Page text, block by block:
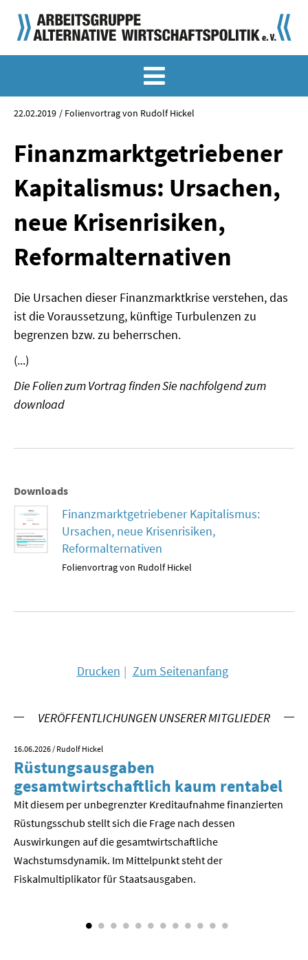
KLASSIKER
SONDERVERÖFFENTLICHUNGEN
LANGFASSUNGEN ZU DEN MEMORANDEN
MATERIALIEN
MATERIALIEN ZU DEN MEMORANDEN
MATERIALIEN ZUR SOMMERSCHULE
MEMO-FORUM
SOMMERSCHULE
SOMMERSCHULE 2023
SOMMERSCHULE 2022
SOMMERSCHULE 2021
SOMMERSCHULE 2019
SOMMERSCHULE 2017
SOMMERSCHULE 2014
SOMMERSCHULE 2013
SOMMERSCHULE 2012
SOMMERSCHULE 2011
SOMMERSCHULE 2009
22.02.2019 Folienvortrag von Rudolf Hickel
Finanzmarktgetriebener
Kapitalismus: Ursachen,
neue Krisenrisiken,
Reformalternativen
Die Ursachen dieser Finanzmarktkrise verstehen, das
ist die Voraussetzung, künftige Turbulenzen zu
begrenzen bzw. zu beherrschen.
(...)
Die Folien zum Vortrag finden Sie nachfolgend zum
download
Downloads
Finanzmarktgetriebener Kapitalismus:
Ursachen, neue Krisenrisiken,
Reformalternativen
Folienvortrag von Rudolf Hickel
Drucken Zum Seitenanfang
VERÖFFENTLICHUNGEN UNSERER MITGLIEDER
16.06.2026 / Rudolf Hickel
Rüstungsausgaben
gesamtwirtschaftlich kaum rentabel
Mit diesem per unbegrenzter Kreditaufnahme finanzierten
Rüstungsschub stellt sich die Frage nach dessen
Auswirkungen auf die gesamtwirtschaftli­che
Wachstumsdynamik. Im Mittelpunkt steht der
Fiskalmultiplikator für Staatsausgaben.